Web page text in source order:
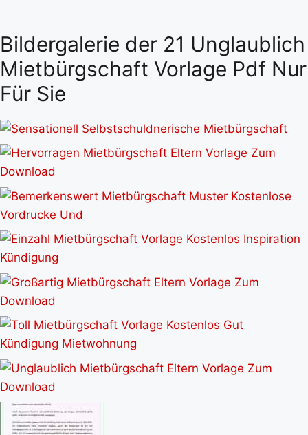
Bildergalerie der 21 Unglaublich
Mietbürgschaft Vorlage Pdf Nur
Für Sie